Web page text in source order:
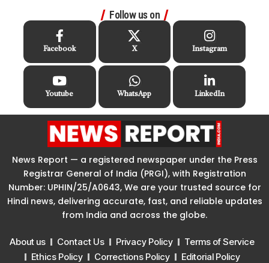
Follow us on
Facebook X Instagram
Youtube WhatsApp LinkedIn
News Report — a registered newspaper under the Press
Registrar General of India (PRGI), with Registration
Number: UPHIN/25/A0643, We are your trusted source for
Hindi news, delivering accurate, fast, and reliable updates
from India and across the globe.
About us Contact Us Privacy Policy
Terms of Service
Ethics Policy
Corrections Policy Editorial Policy